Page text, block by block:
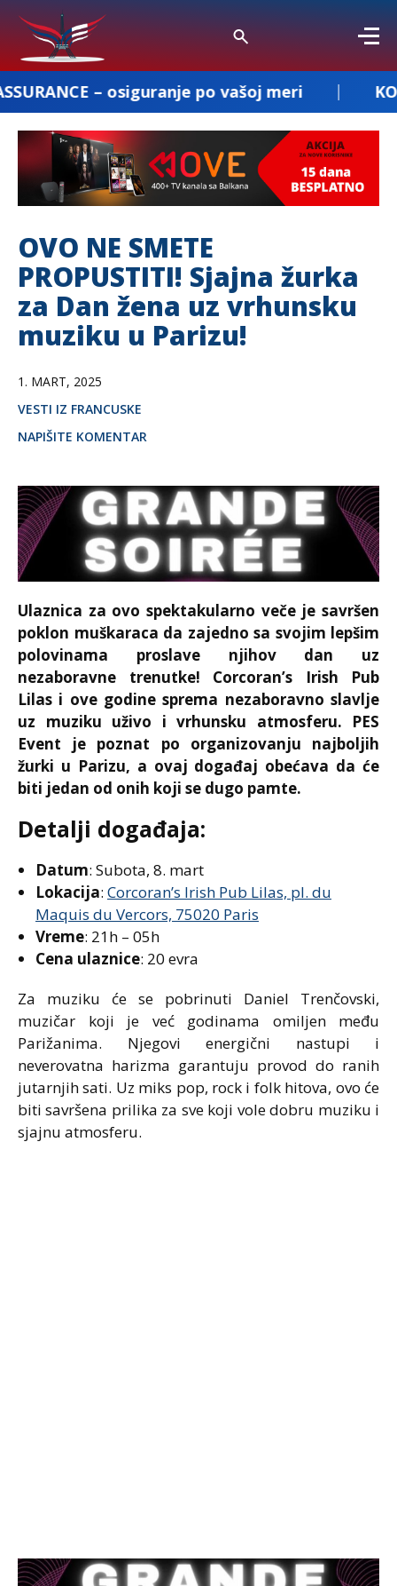
osiguranje po vašoj meri KOMBI
OVO NE SMETE
PROPUSTITI! Sjajna žurka
za Dan žena uz vrhunsku
muziku u Parizu!
1. MART, 2025
VESTI IZ FRANCUSKE
NAPIŠITE KOMENTAR
Ulaznica za ovo spektakularno veče je savršen
poklon muškaraca da zajedno sa svojim lepšim
polovinama proslave njihov dan uz
nezaboravne trenutke! Corcoran’s Irish Pub
Lilas i ove godine sprema nezaboravno slavlje
uz muziku uživo i vrhunsku atmosferu. PES
Event je poznat po organizovanju najboljih
žurki u Parizu, a ovaj događaj obećava da će
biti jedan od onih koji se dugo pamte.
Detalji događaja:
Datum: Subota, 8. mart
Lokacija: Corcoran’s Irish Pub Lilas, pl. du
Maquis du Vercors, 75020 Paris
Vreme: 21h – 05h
Cena ulaznice: 20 evra
Za muziku će se pobrinuti Daniel Trenčovski,
muzičar koji je već godinama omiljen među
Parižanima. Njegovi energični nastupi i
neverovatna harizma garantuju provod do ranih
jutarnjih sati. Uz miks pop, rock i folk hitova, ovo će
biti savršena prilika za sve koji vole dobru muziku i
sjajnu atmosferu.